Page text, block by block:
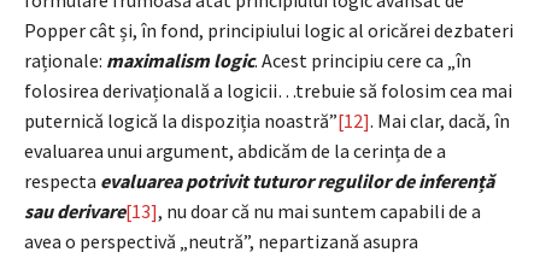
Popper cât și, în fond, principiului logic al oricărei dezbateri
raționale: maximalism logic. Acest principiu cere ca „în
folosirea derivațională a logicii…trebuie să folosim cea mai
puternică logică la dispoziția noastră”[12]. Mai clar, dacă, în
evaluarea unui argument, abdicăm de la cerința de a
respecta evaluarea potrivit tuturor regulilor de inferență
sau derivare[13], nu doar că nu mai suntem capabili de a
avea o perspectivă „neutră”, nepartizană asupra